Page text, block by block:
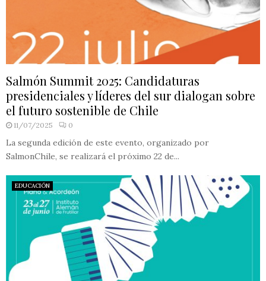
Salmón Summit 2025: Candidaturas
presidenciales y líderes del sur dialogan sobre
el futuro sostenible de Chile
11/07/2025 0
La segunda edición de este evento, organizado por
SalmonChile, se realizará el próximo 22 de...
EDUCACIÓN